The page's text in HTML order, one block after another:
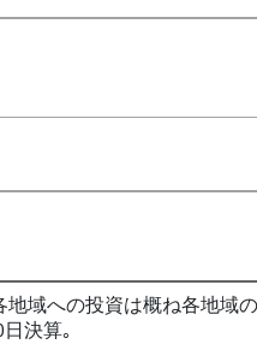
域への投資は概ね各地域
決算｡